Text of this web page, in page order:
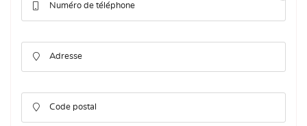
Numéro de téléphone
 Adresse
 Code postal